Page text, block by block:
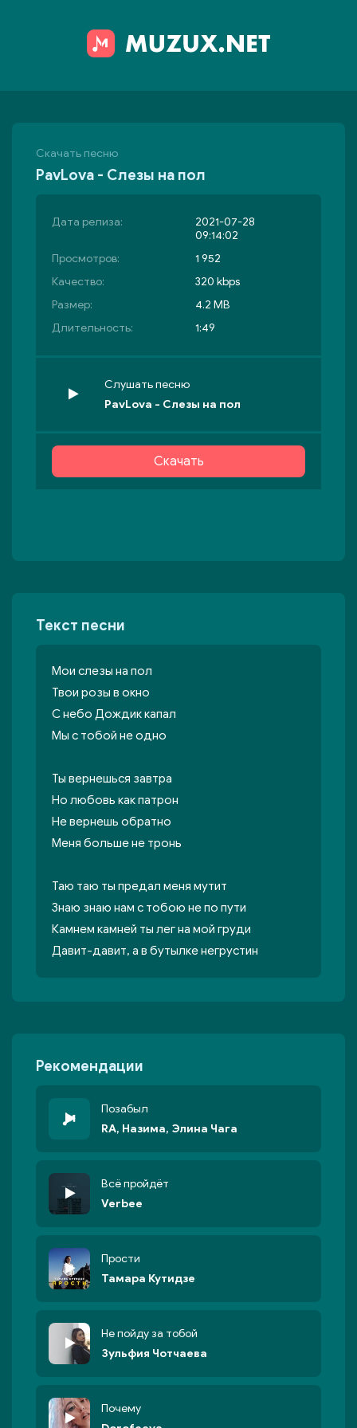
Скачать песню
PavLova - Слезы на пол
Дата релиза:
2021-07-28
09:14:02
Просмотров:
1 952
Качество:
320 kbps
Размер:
4.2 MB
Длительность:
1:49
Слушать песню
PavLova - Слезы на пол
Скачать
Текст песни
Мои слезы на пол
Твои розы в окно
С небо Дождик капал
Мы с тобой не одно
Ты вернешься завтра
Но любовь как патрон
Не вернешь обратно
Меня больше не тронь
Таю таю ты предал меня мутит
Знаю знаю нам с тобою не по пути
Камнем камней ты лег на мой груди
Давит-давит, а в бутылке негрустин
Рекомендации
Позабыл
RA, Назима, Элина Чага
Всё пройдёт
Verbee
Прости
Тамара Кутидзе
Не пойду за тобой
Зульфия Чотчаева
Почему